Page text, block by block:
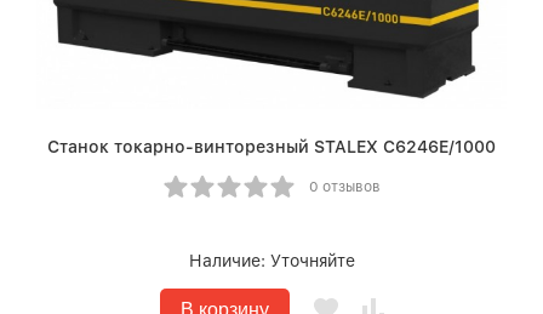
Станок токарно-винторезный STALEX C6246E/1000
0 отзывов
Наличие: Уточняйте